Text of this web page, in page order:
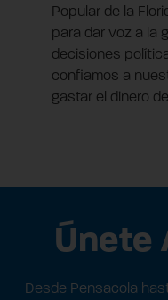
Popular de la
para dar voz a la
decisiones
confiamos a
gastar el dinero
Únete
Desde Pensacola